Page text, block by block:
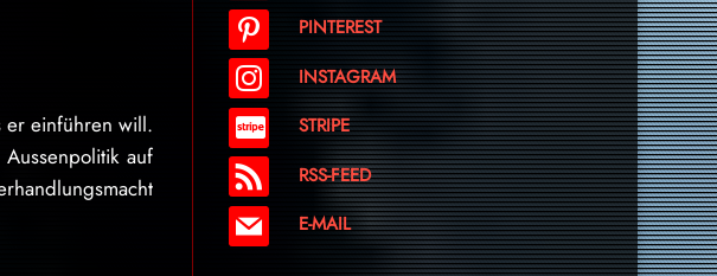
er einführen will.
auf
PINTEREST
INSTAGRAM
STRIPE
RSS-FEED
E-MAIL